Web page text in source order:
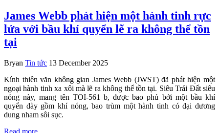
James Webb phát hiện một hành tinh rực
lửa với bầu khí quyển lẽ ra không thể tồn
tại
Bryan Tin tức 13 December 2025
Kính thiên văn không gian James Webb (JWST) đã phát hiện một
ngoại hành tinh xa xôi mà lẽ ra không thể tồn tại. Siêu Trái Đất siêu
nóng này, mang tên TOI-561 b, được bao phủ bởi một bầu khí
quyển dày gồm khí nóng, bao trùm một hành tinh có đại dương
dung nham sôi sục.
Read more …